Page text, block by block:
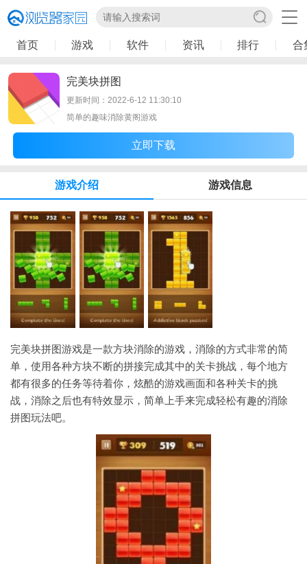
首页 游戏 软件 资讯 排行 合
完美块拼图
更新时间：2022-6-12 11:30:10
简单的趣味消除黄阁游戏
立即下载
游戏介绍 游戏信息
完美块拼图游戏是一款方块消除的游戏，消除的方式非常的简
单，使用各种方块不断的拼接完成其中的关卡挑战，每个地方
都有很多的任务等待着你，炫酷的游戏画面和各种关卡的挑
战，消除之后也有特效显示，简单上手来完成轻松有趣的消除
拼图玩法吧。